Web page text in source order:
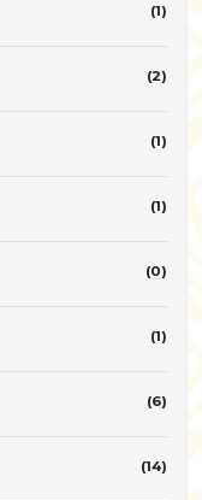
(1)
(2)
(1)
(1)
(0)
(1)
(6)
(14)